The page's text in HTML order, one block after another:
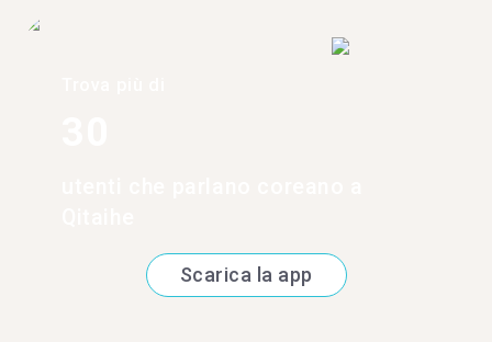
Scarica la app